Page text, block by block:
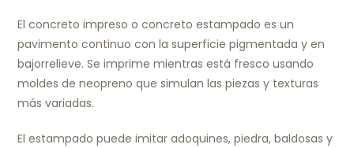
El concreto impreso o concreto estampado es un
pavimento continuo con la superficie pigmentada y en
bajorrelieve. Se imprime mientras está fresco usando
moldes de neopreno que simulan las piezas y texturas
más variadas.
El estampado puede imitar adoquines, piedra, baldosas y